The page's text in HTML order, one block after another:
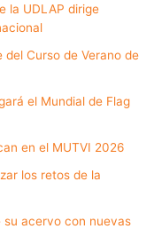
la UDLAP dirige
Curso de Verano de
el Mundial de Flag
en el MUTVI 2026
los retos de la
su acervo con nuevas